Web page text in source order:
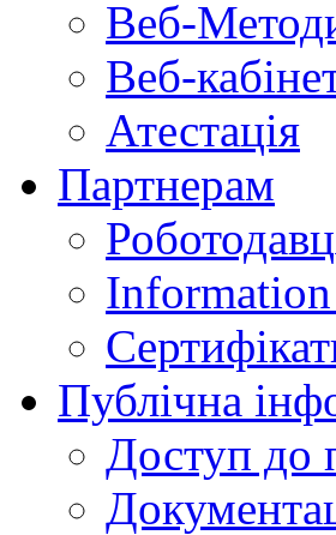
Веб-
Веб-
Атестація
Партнерам
Публічна
Доступ до